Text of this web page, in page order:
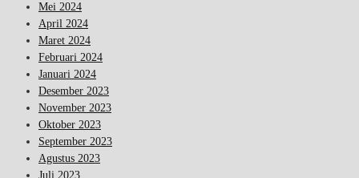
Mei 2024
April 2024
Maret 2024
Februari 2024
Januari 2024
Desember 2023
November 2023
Oktober 2023
September 2023
Agustus 2023
Juli 2023